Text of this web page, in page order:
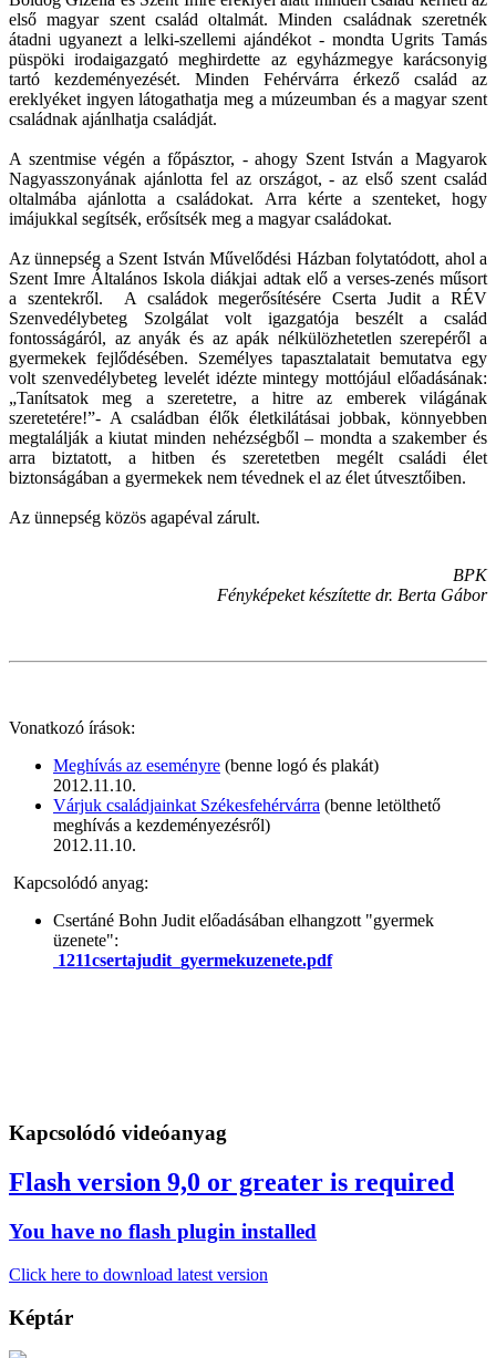
első magyar szent család oltalmát. Minden családnak szeretnék
átadni ugyanezt a lelki-szellemi ajándékot - mondta Ugrits Tamás
püspöki irodaigazgató meghirdette az egyházmegye karácsonyig
tartó kezdeményezését. Minden Fehérvárra érkező család az
ereklyéket ingyen látogathatja meg a múzeumban és a magyar szent
családnak ajánlhatja családját.
A szentmise végén a főpásztor, - ahogy Szent István a Magyarok
Nagyasszonyának ajánlotta fel az országot, - az első szent család
oltalmába ajánlotta a családokat. Arra kérte a szenteket, hogy
imájukkal segítsék, erősítsék meg a magyar családokat.
Az ünnepség a Szent István Művelődési Házban folytatódott, ahol a
Szent Imre Általános Iskola diákjai adtak elő a verses-zenés műsort
a szentekről. A családok megerősítésére Cserta Judit a RÉV
Szenvedélybeteg Szolgálat volt igazgatója beszélt a család
fontosságáról, az anyák és az apák nélkülözhetetlen szerepéről a
gyermekek fejlődésében. Személyes tapasztalatait bemutatva egy
volt szenvedélybeteg levelét idézte mintegy mottójául előadásának:
„Tanítsatok meg a szeretetre, a hitre az emberek világának
szeretetére!”- A családban élők életkilátásai jobbak, könnyebben
megtalálják a kiutat minden nehézségből – mondta a szakember és
arra biztatott, a hitben és szeretetben megélt családi élet
biztonságában a gyermekek nem tévednek el az élet útvesztőiben.
Az ünnepség közös agapéval zárult.
BPK
Fényképeket készítette dr. Berta Gábor
Vonatkozó írások:
Meghívás az eseményre (benne logó és plakát)
2012.11.10.
Várjuk családjainkat Székesfehérvárra (benne letölthető
meghívás a kezdeményezésről)
2012.11.10.
Kapcsolódó anyag:
Csertáné Bohn Judit előadásában elhangzott "gyermek
üzenete":
1211csertajudit_gyermekuzenete.pdf
Kapcsolódó videóanyag
Flash version 9,0 or greater is required
You have no flash plugin installed
Click here to download latest version
Képtár